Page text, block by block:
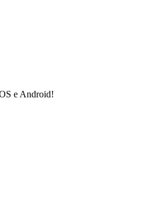
e Android!